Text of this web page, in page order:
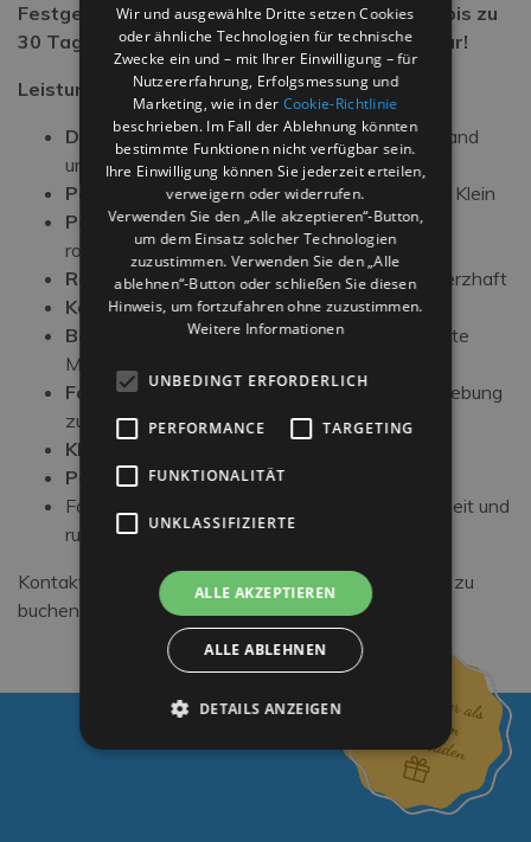
Festgelegte Preise + kostenlose Stornierung bis zu
30 Tage vor Reiseantritt: nur bis zum 31. Januar!
Leistungen
Direkte Strandlage, sofortiger Zugang zu Sand
und Meer
Pool direkt am Strand, perfekt für Groß und Klein
Panorama-Restaurant mit typischer
romagnolischer Küche
Reichhaltiges Frühstücksbuffetsüß und herzhaft
Kostenloses WLANim gesamten Hotel
Bar mit Meerblickfür Aperitifs und entspannte
Momente
Fahrradverleih, um die Promenade und Umgebung
zu erkunden
Klimaanlage
Parkplatz (je nach Verfügbarkeit)
Familienfreundliche Services: Komfort, Sicherheit und
ruhige Atmosphäre
Kontaktieren Sie uns jetzt, um Ihren Urlaub in Rimini zu
buchen.
Wir und ausgewählte Dritte setzen Cookies
oder ähnliche Technologien für technische
Zwecke ein und – mit Ihrer Einwilligung – für
Nutzererfahrung, Erfolgsmessung und
Marketing, wie in der Cookie-Richtlinie
beschrieben. Im Fall der Ablehnung könnten
bestimmte Funktionen nicht verfügbar sein.
Ihre Einwilligung können Sie jederzeit erteilen,
verweigern oder widerrufen.
Verwenden Sie den „Alle akzeptieren“-Button,
um dem Einsatz solcher Technologien
zuzustimmen. Verwenden Sie den „Alle
ablehnen“-Button oder schließen Sie diesen
Hinweis, um fortzufahren ohne zuzustimmen.
Weitere Informationen
UNBEDINGT ERFORDERLICH
PERFORMANCE TARGETING
FUNKTIONALITÄT
UNKLASSIFIZIERTE
ALLE AKZEPTIEREN
ALLE ABLEHNEN
DETAILS ANZEIGEN